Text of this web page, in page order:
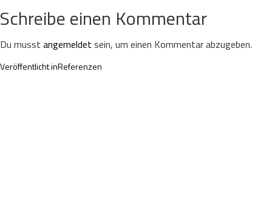
Schreibe einen Kommentar
Du musst angemeldet sein, um einen Kommentar abzugeben.
Beitragsnavigation
Veröffentlicht inReferenzen